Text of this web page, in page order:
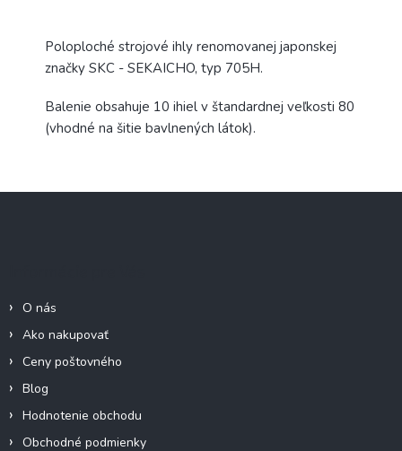
Poloploché strojové ihly renomovanej japonskej
značky SKC - SEKAICHO, typ 705H.
Balenie obsahuje 10 ihiel v štandardnej veľkosti 80
(vhodné na šitie bavlnených látok).
O nás
Ako nakupovať
Ceny poštovného
Blog
Hodnotenie obchodu
Obchodné podmienky